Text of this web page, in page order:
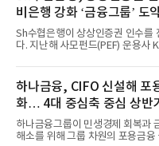
비은행 강화 ‘금융그룹’ 도
Sh수협은행이 상상인증권 인수를
다. 지난해 사모펀드(PEF) 운용사
하나금융, CIFO 신설해 포
화… 4대 중심축 중심 상반
60% 달성
하나금융그룹이 민생경제 회복과
해소를 위해 그룹 차원의 포용금융